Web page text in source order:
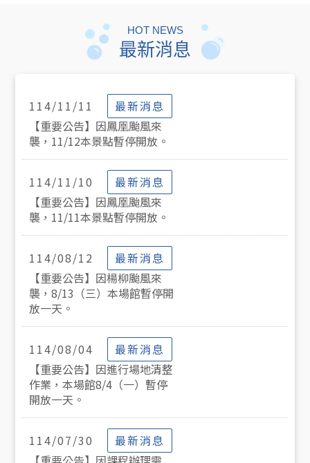
HOT NEWS
最新消息
114/11/11
最新消息
【重要公告】因鳳凰颱風來
襲，11/12本景點暫停開放。
114/11/10
最新消息
【重要公告】因鳳凰颱風來
襲，11/11本景點暫停開放。
114/08/12
最新消息
【重要公告】因楊柳颱風來
襲，8/13（三）本場館暫停開
放一天。
114/08/04
最新消息
【重要公告】因進行場地清整
作業，本場館8/4（一）暫停
開放一天。
114/07/30
最新消息